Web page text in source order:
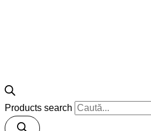
Products search